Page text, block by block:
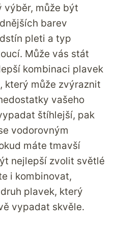
výběr, může být
barev
pleti a typ
Může vás stát
kombinaci plavek
který může zvýraznit
vašeho
štíhlejší, pak
vodorovným
máte tmavší
nejlepší zvolit světlé
i kombinovat,
plavek, který
vypadat skvěle.